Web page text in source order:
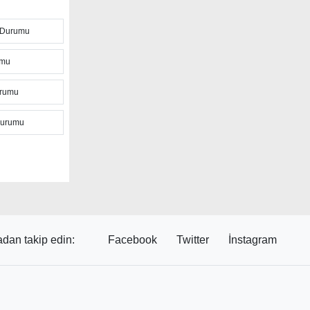
arayla
de
ile
ve
takip edin: Facebook Twitter İnstagram